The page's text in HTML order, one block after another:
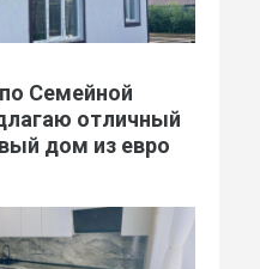
Семейной
отличный
дом из евро